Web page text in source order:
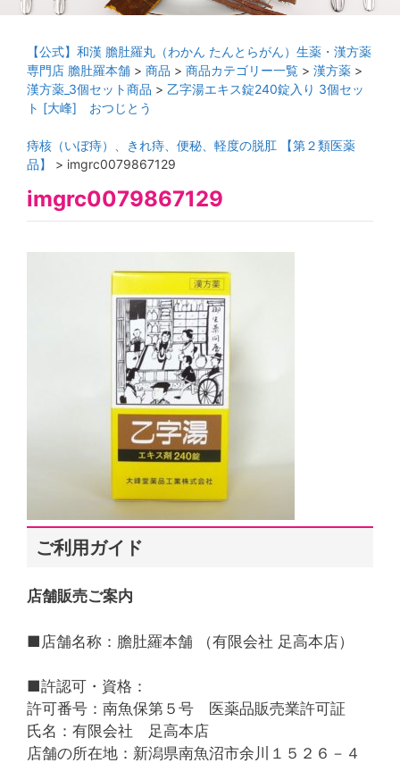
【公式】和漢 膽肚羅丸（わかん たんとらがん）生薬・漢方薬
専門店 膽肚羅本舗 > 商品 > 商品カテゴリー一覧 > 漢方薬 >
漢方薬_3個セット商品 > 乙字湯エキス錠240錠入り 3個セッ
ト [大峰] おつじとう
痔核（いぼ痔）、きれ痔、便秘、軽度の脱肛 【第２類医薬
品】
> imgrc0079867129
imgrc0079867129
ご利用ガイド
店舗販売ご案内
■店舗名称：膽肚羅本舗 （有限会社 足高本店）
■許認可・資格：
許可番号：南魚保第５号 医薬品販売業許可証
氏名：有限会社 足高本店
店舗の所在地：新潟県南魚沼市余川１５２６－４